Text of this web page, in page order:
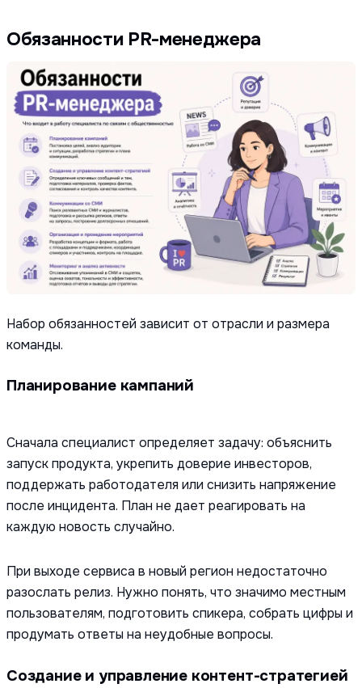
Обязанности PR-менеджера
Набор обязанностей зависит от отрасли и размера
команды.
Планирование кампаний
Сначала специалист определяет задачу: объяснить
запуск продукта, укрепить доверие инвесторов,
поддержать работодателя или снизить напряжение
после инцидента. План не дает реагировать на
каждую новость случайно.
При выходе сервиса в новый регион недостаточно
разослать релиз. Нужно понять, что значимо местным
пользователям, подготовить спикера, собрать цифры и
продумать ответы на неудобные вопросы.
Создание и управление контент-стратегией